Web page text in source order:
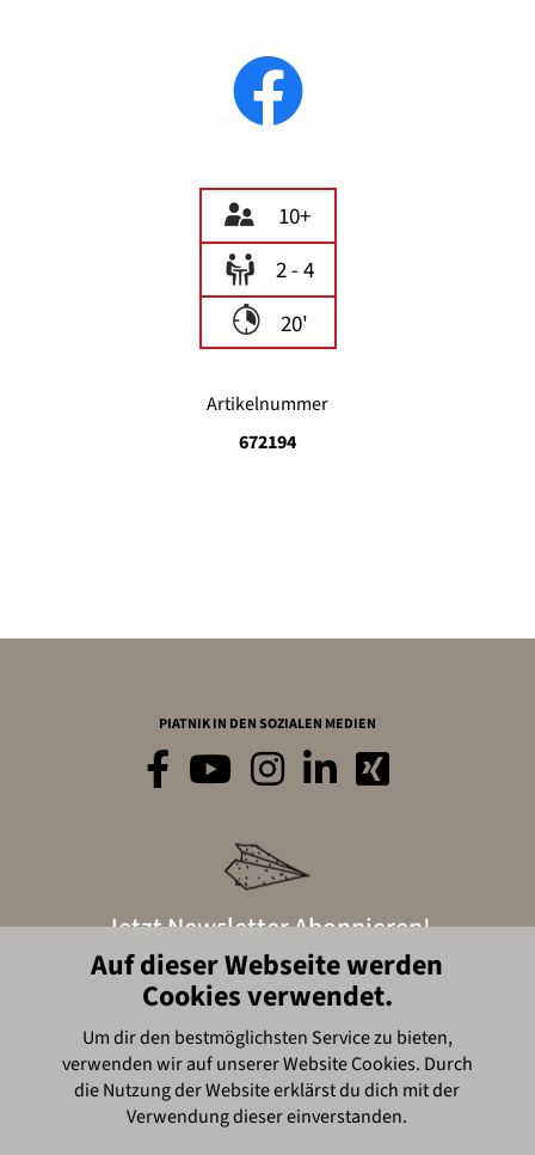
10+
2 - 4
20'
Artikelnummer
672194
PIATNIK IN DEN SOZIALEN MEDIEN
Jetzt Newsletter Abonnieren!
Hier anmelden
© Piatnik, 2016
Impressum
Auf dieser Webseite werden
Cookies verwendet.
Um dir den bestmöglichsten Service zu bieten,
verwenden wir auf unserer Website Cookies. Durch
die Nutzung der Website erklärst du dich mit der
Verwendung dieser einverstanden.